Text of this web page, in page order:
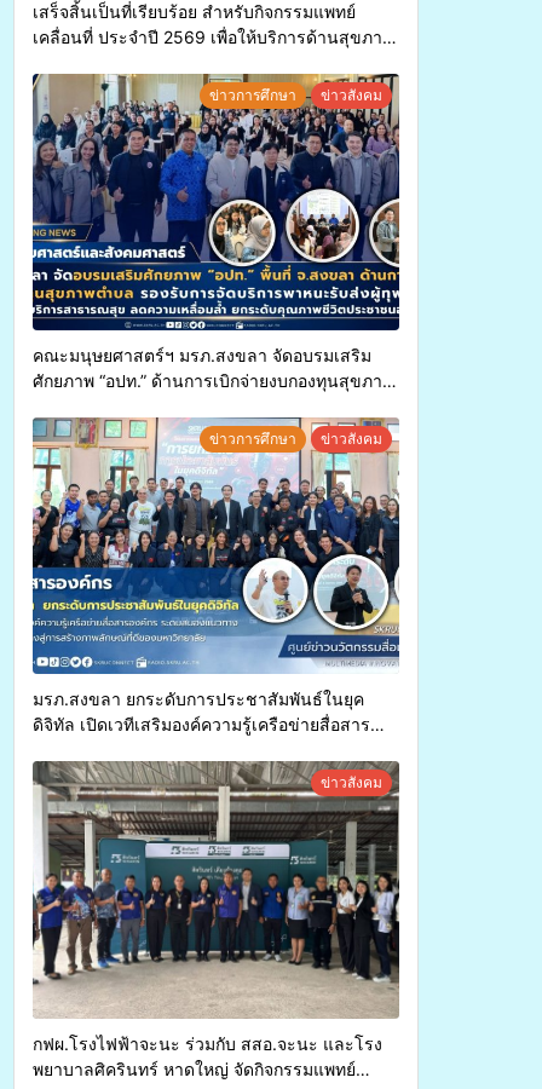
เสร็จสิ้นเป็นที่เรียบร้อย สำหรับกิจกรรมแพทย์
เคลื่อนที่ ประจำปี 2569 เพื่อให้บริการด้านสุขภาพ
ข่าวการศึกษา ข่าวสังคม
คณะมนุษยศาสตร์ฯ มรภ.สงขลา จัดอบรมเสริม
ศักยภาพ “อปท.” ด้านการเบิกจ่ายงบกองทุนสุขภาพ
ทุพพลภาพเพื่อเข้ารับบริการสาธารณสุข ลดความ
เหลื่อมล้ำ ยกระดับคุณภาพชีวิตประชาชนอย่าง
ยั่งยืน
ข่าวการศึกษา ข่าวสังคม
มรภ.สงขลา ยกระดับการประชาสัมพันธ์ในยุค
ดิจิทัล เปิดเวทีเสริมองค์ความรู้เครือข่ายสื่อสาร
การสร้างภาพลักษณ์ที่ดีของมหาวิทยาลัยข่าวสังคม
กฟผ.โรงไฟฟ้าจะนะ ร่วมกับ สสอ.จะนะ และโรง
พยาบาลศิครินทร์ หาดใหญ่ จัดกิจกรรมแพทย์